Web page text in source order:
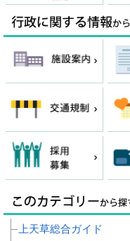
上天草総合ガイド